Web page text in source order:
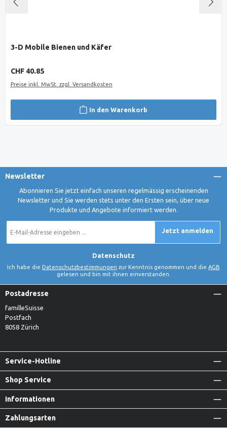
3-D Mobile Bienen und Käfer
Regulärer Preis:
CHF 40.85
Preise inkl. MwSt. zzgl. Versandkosten
In den Warenkorb
Newsletter
Abonnieren Sie jetzt einfach unseren regelmässig erscheinenden
Newsletter und Sie werden stets unter den Ersten sein, über neue
Produkte und Angebote informiert werden.
Mail-
Jetzt anmelden
Datenschutz
Ich habe die Datenschutzbestimmungen zur Kenntnis genommen und die AGB
gelesen und bin mit ihnen einverstanden.
Postadresse
familleSuisse
Postfach
8058 Zürich
Service-Hotline
Shop Service
Informationen
Zahlungsarten